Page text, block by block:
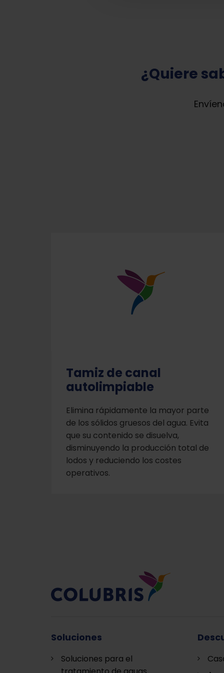
¿Quiere
Tamiz de canal
autolimpiable
Elimina rápidamente la mayor parte
de los sólidos gruesos del agua. Evita
que su contenido se disuelva,
disminuyendo la producción total de
lodos y reduciendo los costes
operativos.
Soluciones
Soluciones para el